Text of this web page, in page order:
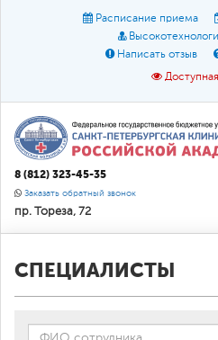
Расписание приема
Написать отзыв
Размер шрифта:
Цвет:
О
8 (812) 323-45-35
Заказать обратный звонок
пр. Тореза, 72
СПЕЦИАЛИСТЫ